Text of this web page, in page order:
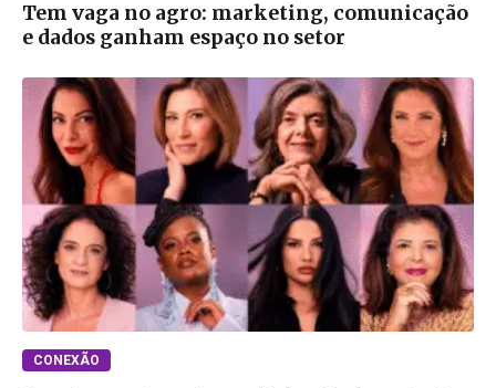
Tem vaga no agro: marketing, comunicação
e dados ganham espaço no setor
CONEXÃO